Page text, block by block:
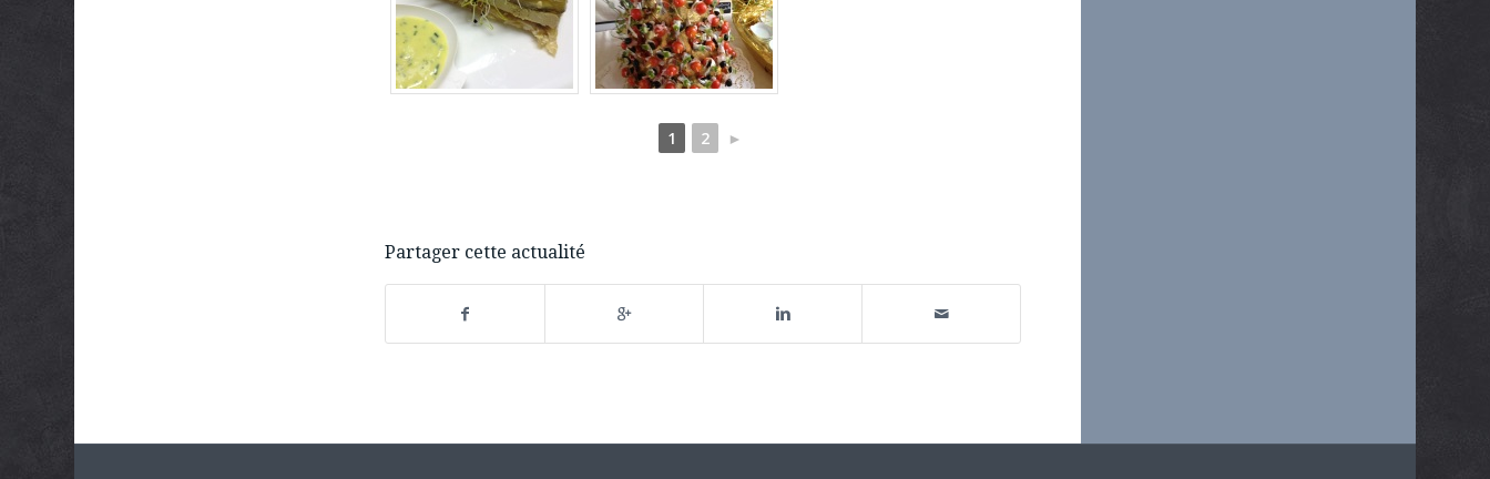
1 2 ►
Partager cette actualité